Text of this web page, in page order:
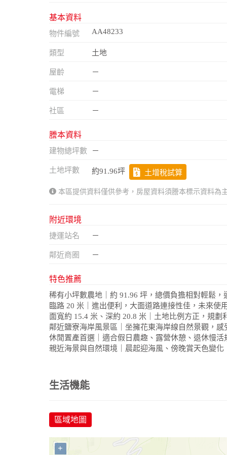
基本資料
物件編號 AA48233
類型 土地
屋齡 －
電梯 －
社區 －
謄本資料
建物總坪數 －
土地坪數 約91.96坪 土增稅試算
本區提供資料僅供參考，房屋資料須謄本標示資料為
附近環境
捷運站名 －
鄰近商圈 －
特色推薦
稀有小坪數農地｜約 91.96 坪，總價負擔相對輕鬆，
臨路 20 米｜進出便利，大面道路連接性佳，未來使
面寬約 15.4 米、深約 20.8 米｜土地比例方正，規劃
鄰近鹽寮海岸風景區｜坐擁花東海岸線自然景觀，
休閒置產首選｜適合假日農趣、露營休憩、退休慢
親近海景與自然環境｜晨起迎海風、傍晚賞天色變
生活機能
區域地圖
+